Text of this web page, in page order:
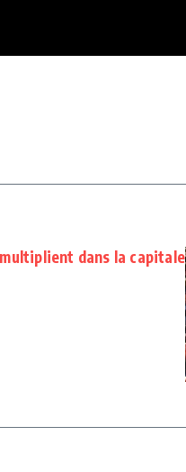
dans la capitale